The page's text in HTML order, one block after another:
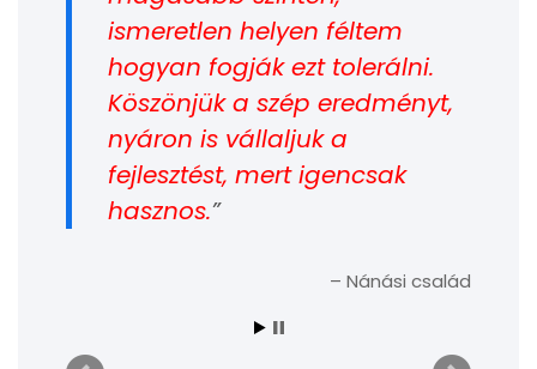
ismeretlen helyen féltem
hogyan fogják ezt tolerálni.
Köszönjük a szép eredményt,
nyáron is vállaljuk a
fejlesztést, mert igencsak
hasznos.
Nánási család